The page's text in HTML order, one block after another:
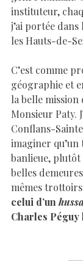
instituteur,
j’ai portée dans
les Hauts-de-
C’est comme
géographie et
la belle mission
Monsieur Paty.
Conflans-
imaginer
banlieue,
belles
mêmes trottoirs
celui d’un
Charles Péguy